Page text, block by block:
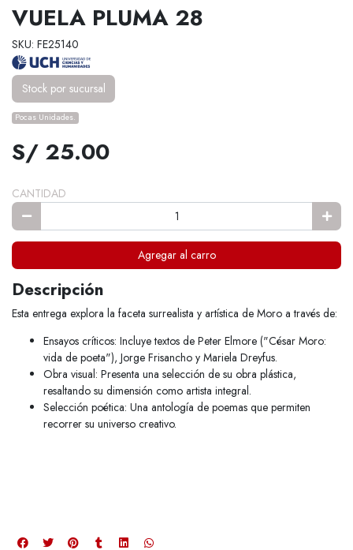
VUELA PLUMA 28
SKU: FE25140
Stock por sucursal
Pocas Unidades.
S/ 25.00
CANTIDAD
Agregar al carro
Descripción
Esta entrega explora la faceta surrealista y artística de Moro a través de:
Ensayos críticos: Incluye textos de Peter Elmore ("César Moro:
vida de poeta"), Jorge Frisancho y Mariela Dreyfus.
Obra visual: Presenta una selección de su obra plástica,
resaltando su dimensión como artista integral.
Selección poética: Una antología de poemas que permiten
recorrer su universo creativo.